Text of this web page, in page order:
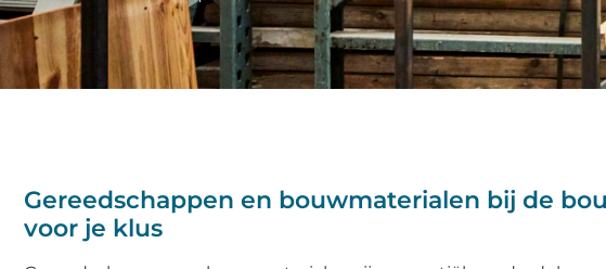
Gereedschappen en bouwmaterialen bij de
voor je klus